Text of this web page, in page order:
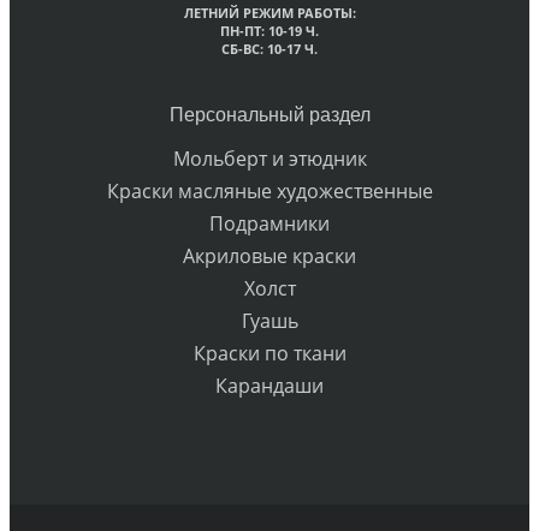
ЛЕТНИЙ РЕЖИМ РАБОТЫ:
ПН-ПТ: 10-19 Ч.
СБ-ВС: 10-17 Ч.
Персональный раздел
Мольберт и этюдник
Краски масляные художественные
Подрамники
Акриловые краски
Холст
Гуашь
Краски по ткани
Карандаши